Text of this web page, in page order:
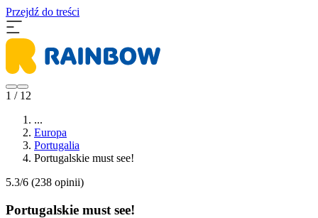
Przejdź do treści
1 / 12
...
Europa
Portugalia
Portugalskie must see!
5.3/6 (238 opinii)
Portugalskie must see!